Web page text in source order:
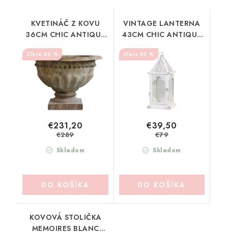
KVETINÁČ Z KOVU
36CM CHIC ANTIQUE
(6554800)
20 %
Skladom
€231,20
€289
DO KOŠÍKA
VINTAGE LANTERNA
43CM CHIC ANTIQUE
(25065719)
50 %
Skladom
€39,50
€79
DO KOŠÍKA
KOVOVÁ STOLIČKA
MEMOIRES BLANC